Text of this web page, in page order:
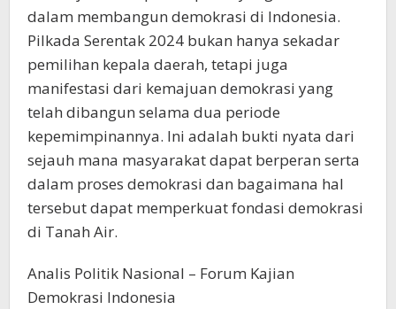
dalam membangun demokrasi di Indonesia.
Pilkada Serentak 2024 bukan hanya sekadar
pemilihan kepala daerah, tetapi juga
manifestasi dari kemajuan demokrasi yang
telah dibangun selama dua periode
kepemimpinannya. Ini adalah bukti nyata dari
sejauh mana masyarakat dapat berperan serta
dalam proses demokrasi dan bagaimana hal
tersebut dapat memperkuat fondasi demokrasi
di Tanah Air.
Analis Politik Nasional – Forum Kajian
Demokrasi Indonesia